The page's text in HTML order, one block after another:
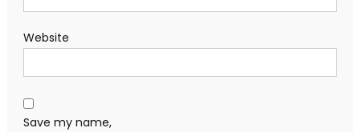
Website
Save my name,